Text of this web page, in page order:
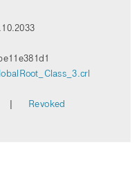
| Revoked